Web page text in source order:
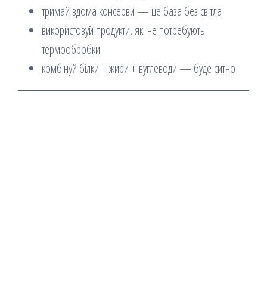
тримай вдома консерви — це база без світла
використовуй продукти, які не потребують
термообробки
комбінуй білки + жири + вуглеводи — буде ситно